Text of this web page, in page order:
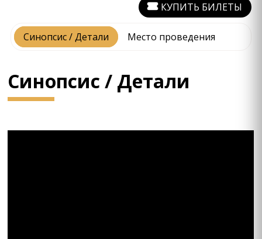
Синопсис / Детали Место проведения
КУПИТЬ БИЛЕТЫ
Синопсис / Детали